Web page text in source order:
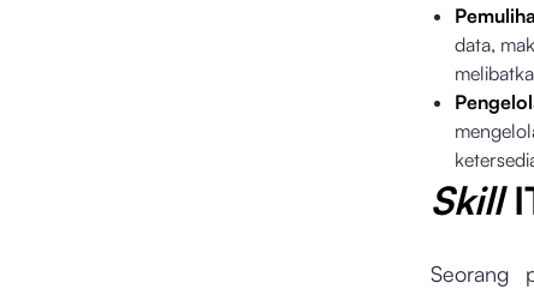
data,
Skill
Seorang